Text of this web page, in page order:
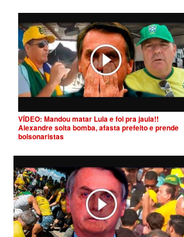
VÍDEO: Mandou matar Lula e foi pra jaula!!
Alexandre solta bomba, afasta prefeito e prende
bolsonaristas